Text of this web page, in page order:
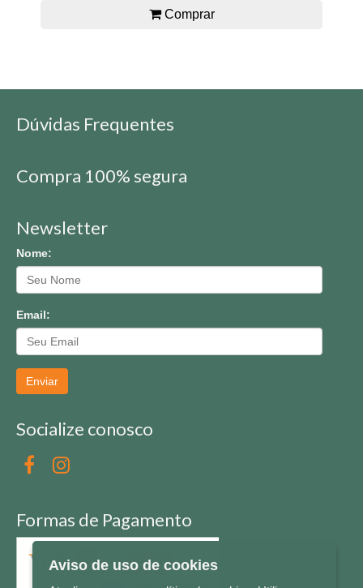
Comprar
Dúvidas Frequentes
Compra 100% segura
Newsletter
Nome:
Email:
Enviar
Socialize conosco
Formas de Pagamento
Aviso de uso de cookies